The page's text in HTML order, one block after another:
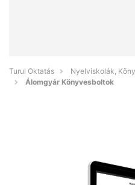
Turul Oktatás
Nyelviskolák,
Álomgyár Könyvesboltok